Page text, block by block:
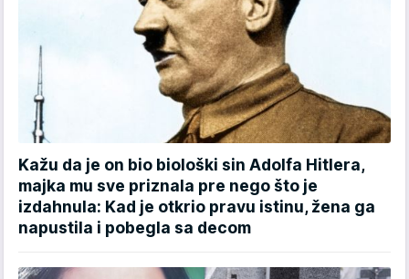
Kažu da je on bio biološki sin Adolfa Hitlera,
majka mu sve priznala pre nego što je
izdahnula: Kad je otkrio pravu istinu, žena ga
napustila i pobegla sa decom